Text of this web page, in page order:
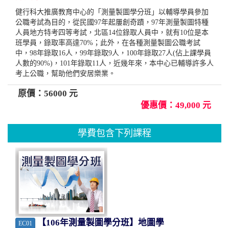
健行科大推廣教育中心的「測量製圖學分班」以輔導學員參加
公職考試為目的，從民國97年起屢創奇蹟，97年測量製圖特種
人員地方特考四等考試，北區14位錄取人員中，就有10位是本
班學員，錄取率高達70%；此外，在各種測量製圖公職考試
中，98年錄取16人，99年錄取9人，100年錄取27人(佔上課學員
人數的90%)，101年錄取11人，近幾年來，本中心已輔導許多人
考上公職，幫助他們安居樂業。
原價：56000 元
優惠價：49,000 元
學費包含下列課程
EC01 【106年測量製圖學分班】地圖學